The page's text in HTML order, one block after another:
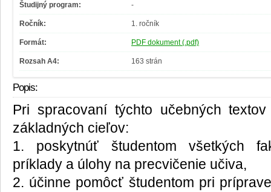
Študijný program: -
Ročník: 1. ročník
Formát: PDF dokument (.pdf)
Rozsah A4: 163 strán
Popis:
Pri spracovaní týchto učebných
základných cieľov:
1. poskytnúť študentom všetkých
príklady a úlohy na precvičenie učiva,
2. účinne pomôcť študentom pri